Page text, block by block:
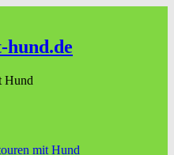
hund.de
Hund
mit Hund